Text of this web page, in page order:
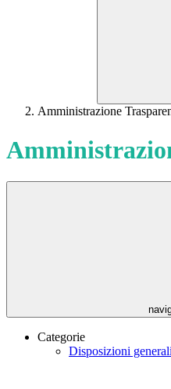
Amministrazione
Categorie
Disposizioni generali